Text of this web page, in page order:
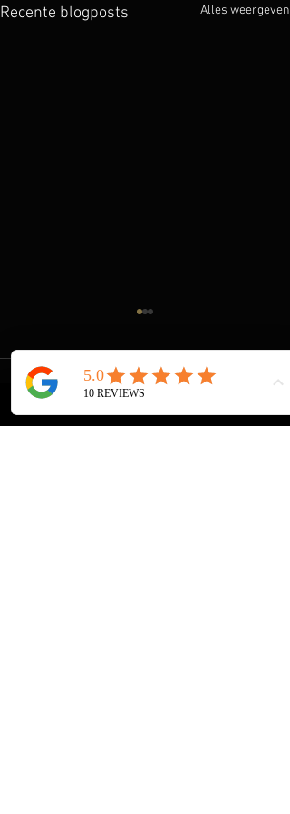
Recente blogposts Alles weergeven
1 opmerking